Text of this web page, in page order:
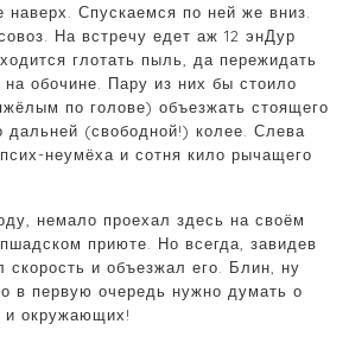
наверх. Спускаемся по ней же вниз.
На встречу едет аж 12 энДур
глотать пыль, да пережидать
на обочине. Пару из них бы стоило
по голове) объезжать стоящего
дальней (свободной!) колее. Слева
неумёха и сотня кило рычащего
немало проехал здесь на своём
приюте. Но всегда, завидев
скорость и объезжал его. Блин, ну
в первую очередь нужно думать о
и окружающих!